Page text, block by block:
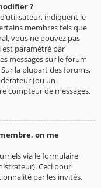
?
indiquent le
membres tels que
vous ne pouvez pas
est paramétré par
messages sur le forum
la plupart des forums,
(ou un
compteur de messages.
on me
via le formulaire
Ceci pour
par les invités.